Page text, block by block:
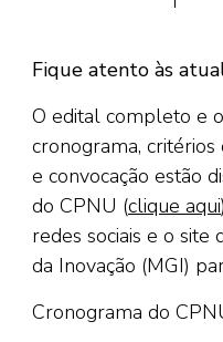
Fique atento às
O edital completo e
cronograma, critérios
e convocação estão
do CPNU (clique aqui
redes sociais e o site
da Inovação (MGI)
Cronograma do